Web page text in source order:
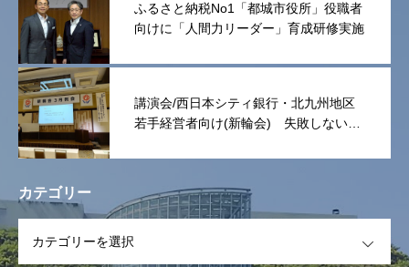
ふるさと納税No1「都城市役所」役職者
向けに「人間力リーダー」育成研修実施
講演会/西日本シティ銀行・北九州地区
若手経営者向け(新輪会) 失敗しない次
カテゴリー